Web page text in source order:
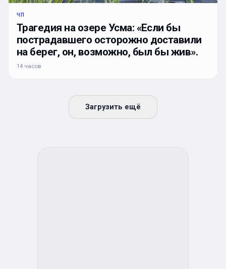
ЧП
Трагедия на озере Усма: «Если бы
пострадавшего осторожно доставили
на берег, он, возможно, был бы жив».
14 часов
Загрузить ещё